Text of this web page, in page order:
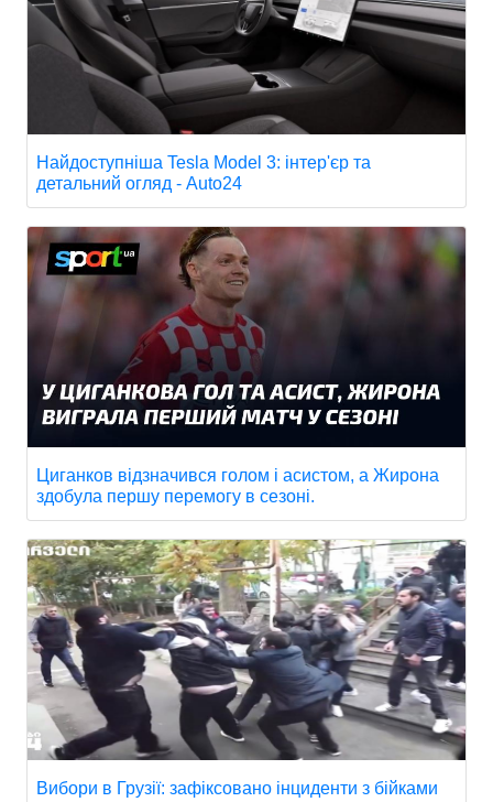
Найдоступніша Tesla Model 3: інтер'єр та
детальний огляд - Auto24
Циганков відзначився голом і асистом, а Жирона
здобула першу перемогу в сезоні.
Вибори в Грузії: зафіксовано інциденти з бійками